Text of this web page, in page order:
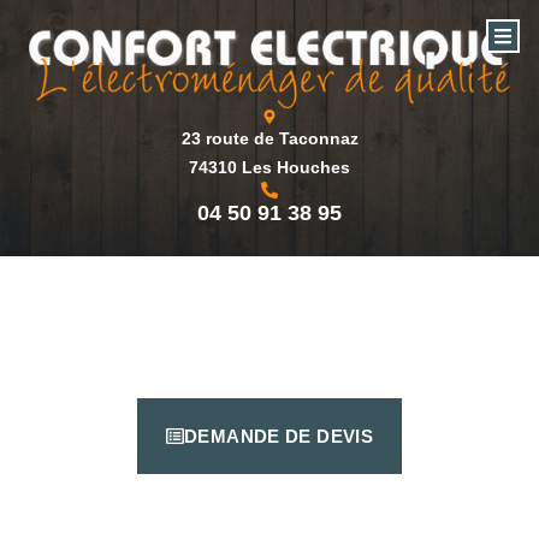
23 route de Taconnaz
74310 Les Houches
04 50 91 38 95
DEMANDE DE DEVIS